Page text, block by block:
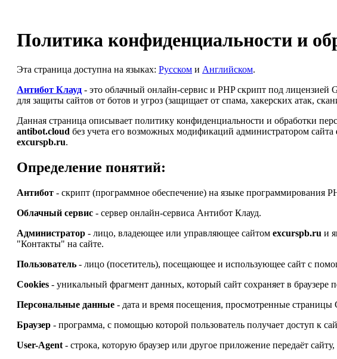
Политика конфиденциальности и
Эта страница доступна на языках: Русском и Английском.
Антибот Клауд - это облачный онлайн-сервис и PHP скрипт под
для защиты сайтов от ботов и угроз (защищает от спама, хакерских атак,
Данная страница описывает политику конфиденциальности и обработки
antibot.cloud без учета его возможных модификаций администратором сайта
excurspb.ru.
Определение понятий:
Антибот - скрипт (программное обеспечение) на языке программирования
Облачный сервис - сервер онлайн-сервиса Антибот Клауд.
Администратор - лицо, владеющее или управляющее сайтом excurspb.ru и
"Контакты" на сайте.
Пользователь - лицо (посетитель), посещающее и использующее сайт с
Cookies - уникальный фрагмент данных, который сайт сохраняет в
Персональные данные - дата и время посещения, просмотренные страницы
Браузер - программа, с помощью которой пользователь получает доступ к
User-Agent - строка, которую браузер или другое приложение передаёт